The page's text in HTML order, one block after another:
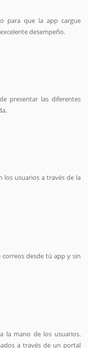
para que la app cargue
desempeño.
presentar las diferentes
los usuarios a través de la
desde tú app y sin
la mano de los usuarios.
a través de un portal